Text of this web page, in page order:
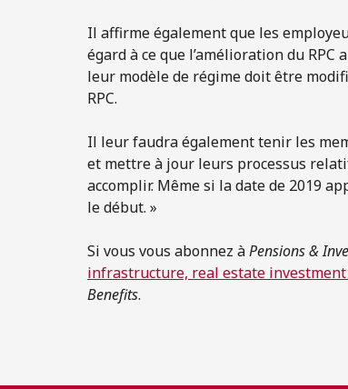
Il affirme également que les
égard à ce que l’amélioration du
leur modèle de régime doit être
RPC.
Il leur faudra également tenir les
et mettre à jour leurs processus
accomplir. Même si la date de 2019
le début. »
Si vous vous abonnez àPensions &
infrastructure, real estate
Benefits.